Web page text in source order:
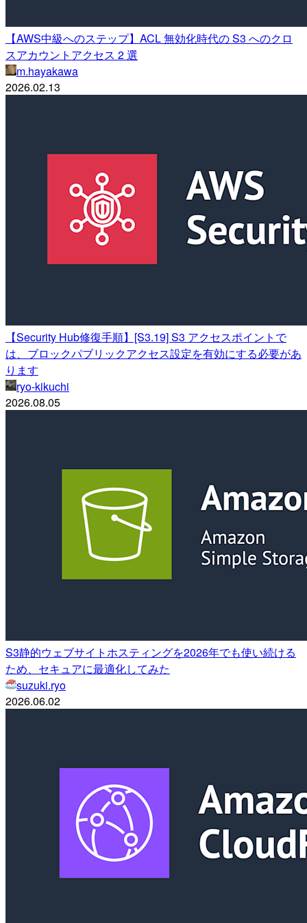
【AWS中級へのステップ】ACL 無効化時代の S3 へのクロ
スアカウントアクセス 2 選
m.hayakawa
2026.02.13
【Security Hub修復手順】[S3.19] S3 アクセスポイントで
は、ブロックパブリックアクセス設定を有効にする必要があ
ります
ryo-kikuchi
2026.08.05
S3静的ウェブサイトホスティングを2026年でも使い続ける
ため、セキュアに最適化してみた
suzuki.ryo
2026.06.02